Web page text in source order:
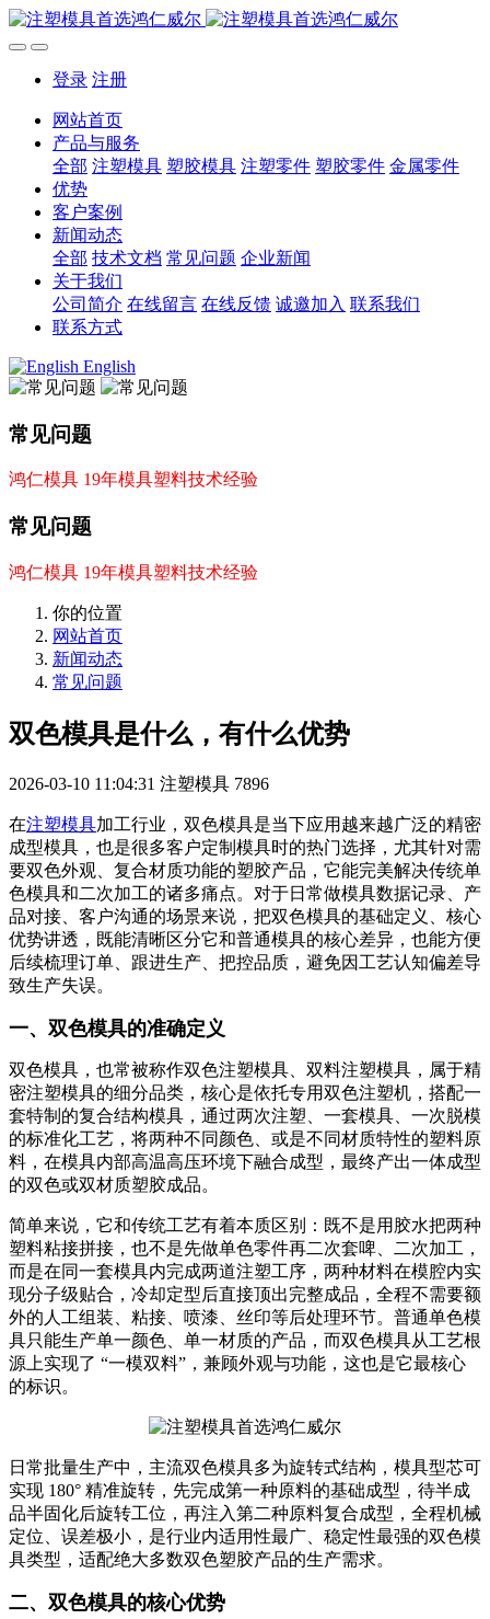
登录 注册
网站首页
产品与服务
全部 注塑模具 塑胶模具 注塑零件 塑胶零件 金属零件
优势
客户案例
新闻动态
全部 技术文档 常见问题 企业新闻
关于我们
公司简介 在线留言 在线反馈 诚邀加入 联系我们
联系方式
English
常见问题
鸿仁模具 19年模具塑料技术经验
常见问题
鸿仁模具 19年模具塑料技术经验
你的位置
网站首页
新闻动态
常见问题
双色模具是什么，有什么优势
2026-03-10 11:04:31 注塑模具 7896
在注塑模具加工行业，双色模具是当下应用越来越广泛的精密
成型模具，也是很多客户定制模具时的热门选择，尤其针对需
要双色外观、复合材质功能的塑胶产品，它能完美解决传统单
色模具和二次加工的诸多痛点。对于日常做模具数据记录、产
品对接、客户沟通的场景来说，把双色模具的基础定义、核心
优势讲透，既能清晰区分它和普通模具的核心差异，也能方便
后续梳理订单、跟进生产、把控品质，避免因工艺认知偏差导
致生产失误。
一、双色模具的准确定义
双色模具，也常被称作双色注塑模具、双料注塑模具，属于精
密注塑模具的细分品类，核心是依托专用双色注塑机，搭配一
套特制的复合结构模具，通过两次注塑、一套模具、一次脱模
的标准化工艺，将两种不同颜色、或是不同材质特性的塑料原
料，在模具内部高温高压环境下融合成型，最终产出一体成型
的双色或双材质塑胶成品。
简单来说，它和传统工艺有着本质区别：既不是用胶水把两种
塑料粘接拼接，也不是先做单色零件再二次套啤、二次加工，
而是在同一套模具内完成两道注塑工序，两种材料在模腔内实
现分子级贴合，冷却定型后直接顶出完整成品，全程不需要额
外的人工组装、粘接、喷漆、丝印等后处理环节。普通单色模
具只能生产单一颜色、单一材质的产品，而双色模具从工艺根
源上实现了 “一模双料”，兼顾外观与功能，这也是它最核心
的标识。
日常批量生产中，主流双色模具多为旋转式结构，模具型芯可
实现 180° 精准旋转，先完成第一种原料的基础成型，待半成
品半固化后旋转工位，再注入第二种原料复合成型，全程机械
定位、误差极小，是行业内适用性最广、稳定性最强的双色模
具类型，适配绝大多数双色塑胶产品的生产需求。
二、双色模具的核心优势